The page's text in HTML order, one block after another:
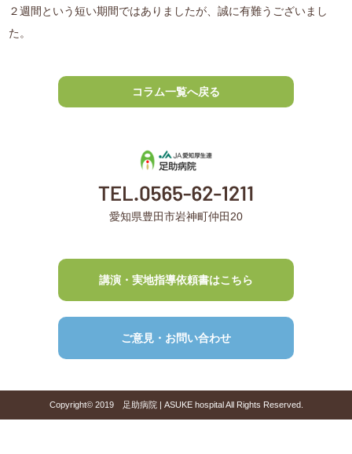
２週間という短い期間ではありましたが、誠に有難うございまし
た。
コラム一覧へ戻る
愛知県豊田市岩神町仲田20
講演・実地指導依頼書はこちら
ご意見・お問い合わせ
Copyright© 2019 足助病院 | ASUKE hospital All Rights Reserved.